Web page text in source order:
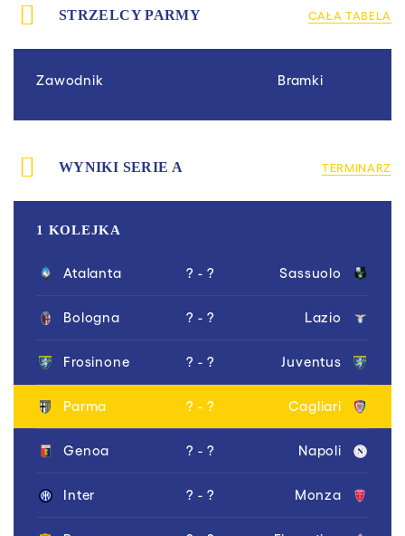
STRZELCY PARMY CAŁA TABELA
Zawodnik Bramki
WYNIKI SERIE A TERMINARZ
1 KOLEJKA
Atalanta ? - ? Sassuolo
Bologna ? - ? Lazio
Frosinone ? - ? Juventus
Parma ? - ? Cagliari
Genoa ? - ? Napoli
Inter ? - ? Monza